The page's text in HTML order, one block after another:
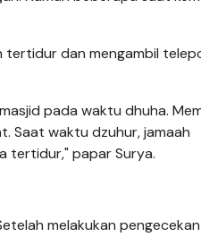
tertidur dan mengambil
pada waktu dhuha.
Saat waktu dzuhur, jamaah
tertidur," papar Surya.
melakukan pengecekan